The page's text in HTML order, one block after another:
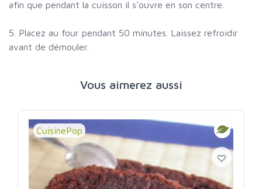
afin que pendant la cuisson il s'ouvre en son centre.
5. Placez au four pendant 50 minutes. Laissez refroidir
avant de démouler.
Vous aimerez aussi
CuisinePop